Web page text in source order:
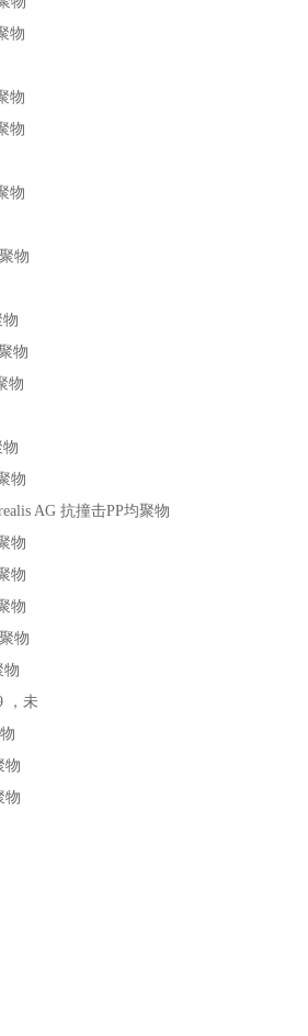
物
物
物
物
物
物
物
物
物
物
AG 抗撞击PP均聚物
物
物
物
物
物
，未
物
物